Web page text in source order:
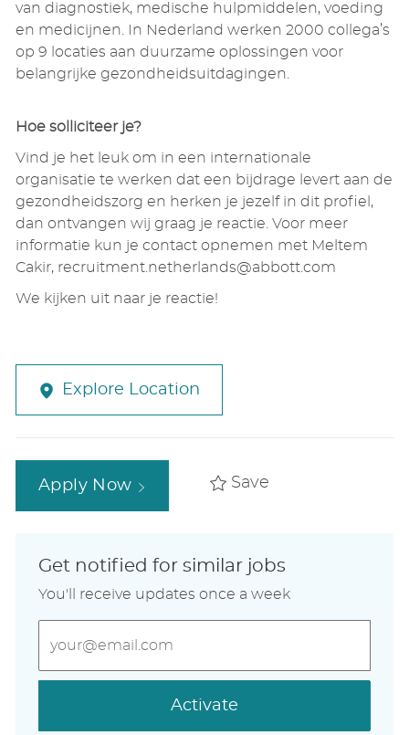
van diagnostiek, medische hulpmiddelen, voeding
en medicijnen. In Nederland werken 2000 collega’s
op 9 locaties aan duurzame oplossingen voor
belangrijke gezondheidsuitdagingen.
Hoe solliciteer je?
Vind je het leuk om in een internationale
organisatie te werken dat een bijdrage levert aan de
gezondheidszorg en herken je jezelf in dit profiel,
dan ontvangen wij graag je reactie. Voor meer
informatie kun je contact opnemen met Meltem
Cakir, recruitment.netherlands@abbott.com
We kijken uit naar je reactie!
Explore Location
Apply Now Save
Get notified for similar jobs
You'll receive updates once a week
Email
address
Activate